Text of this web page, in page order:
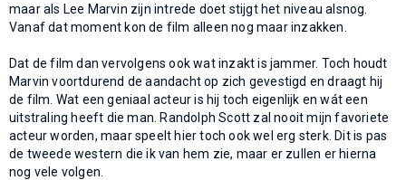
maar als Lee Marvin zijn intrede doet stijgt het niveau alsnog.
Vanaf dat moment kon de film alleen nog maar inzakken.
Dat de film dan vervolgens ook wat inzakt is jammer. Toch houdt
Marvin voortdurend de aandacht op zich gevestigd en draagt hij
de film. Wat een geniaal acteur is hij toch eigenlijk en wát een
uitstraling heeft die man. Randolph Scott zal nooit mijn favoriete
acteur worden, maar speelt hier toch ook wel erg sterk. Dit is pas
de tweede western die ik van hem zie, maar er zullen er hierna
nog vele volgen.